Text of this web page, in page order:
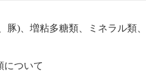
豚)、増粘多糖類、ミネラル類
ついて